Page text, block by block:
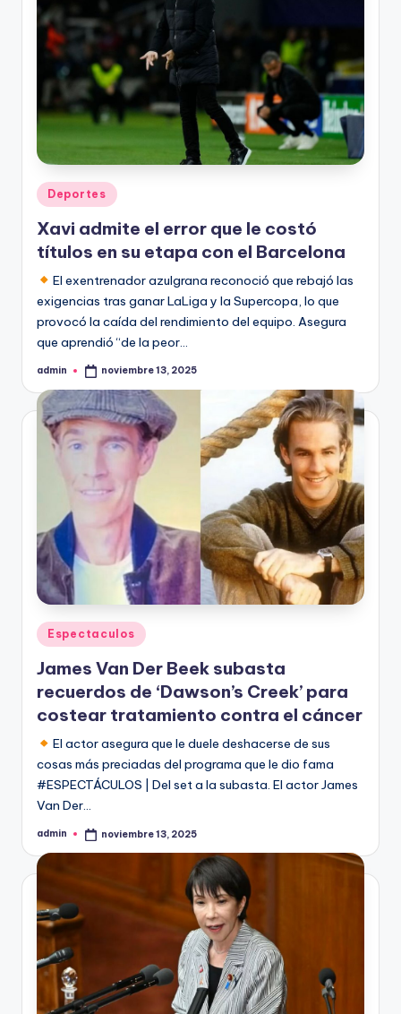
Publicado
en
Deportes
Xavi admite el error que le costó
títulos en su etapa con el Barcelona
El exentrenador azulgrana reconoció que rebajó las
exigencias tras ganar LaLiga y la Supercopa, lo que
provocó la caída del rendimiento del equipo. Asegura
que aprendió “de la peor…
Publicado
admin noviembre 13, 2025
Publicado
en
Espectaculos
James Van Der Beek subasta
recuerdos de ‘Dawson’s Creek’ para
costear tratamiento contra el cáncer
El actor asegura que le duele deshacerse de sus
cosas más preciadas del programa que le dio fama
#ESPECTÁCULOS | Del set a la subasta. El actor James
Van Der…
Publicado
admin noviembre 13, 2025